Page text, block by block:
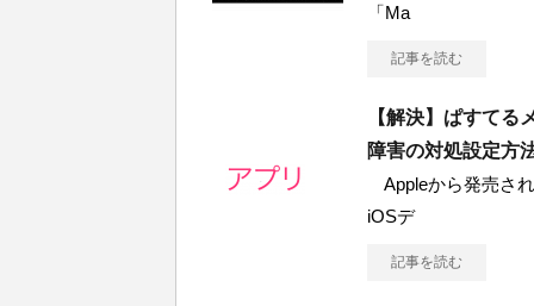
「Ma
記事を読む
【解決】ぱすてる
障害の対処設定方
Appleから発売さ
iOSデ
記事を読む